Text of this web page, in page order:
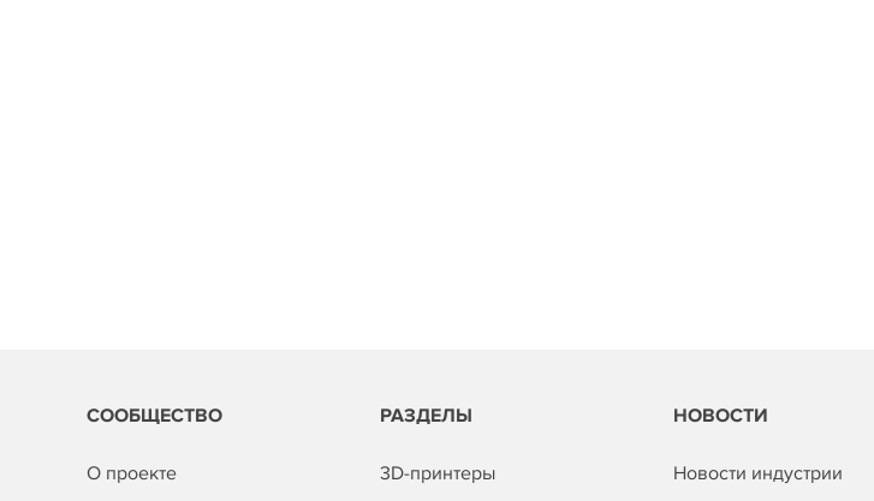
СООБЩЕСТВО
О проекте
РАЗДЕЛЫ
3D-принтеры
НОВОСТИ
Новости индустрии